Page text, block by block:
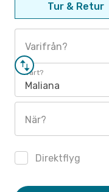
Tur & Retur
Varifrån?
Vart?
Maliana
När?
Direktflyg